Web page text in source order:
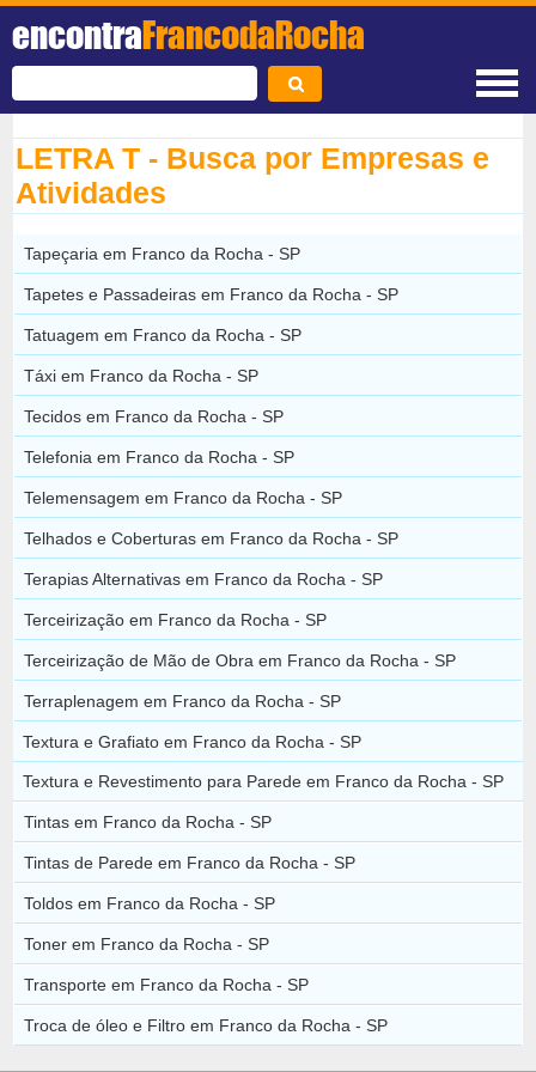
encontraFrancodaRocha
LETRA T - Busca por Empresas e
Atividades
Tapeçaria em Franco da Rocha - SP
Tapetes e Passadeiras em Franco da Rocha - SP
Tatuagem em Franco da Rocha - SP
Táxi em Franco da Rocha - SP
Tecidos em Franco da Rocha - SP
Telefonia em Franco da Rocha - SP
Telemensagem em Franco da Rocha - SP
Telhados e Coberturas em Franco da Rocha - SP
Terapias Alternativas em Franco da Rocha - SP
Terceirização em Franco da Rocha - SP
Terceirização de Mão de Obra em Franco da Rocha - SP
Terraplenagem em Franco da Rocha - SP
Textura e Grafiato em Franco da Rocha - SP
Textura e Revestimento para Parede em Franco da Rocha - SP
Tintas em Franco da Rocha - SP
Tintas de Parede em Franco da Rocha - SP
Toldos em Franco da Rocha - SP
Toner em Franco da Rocha - SP
Transporte em Franco da Rocha - SP
Troca de óleo e Filtro em Franco da Rocha - SP